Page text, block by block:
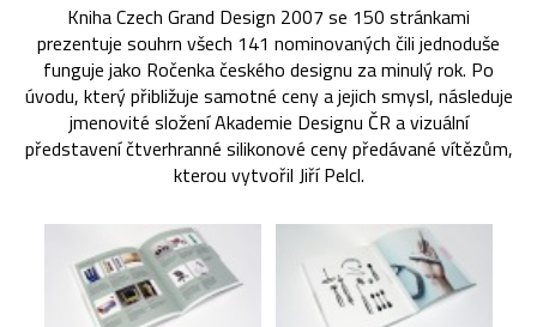
Kniha Czech Grand Design 2007 se 150 stránkami
prezentuje souhrn všech 141 nominovaných čili jednoduše
funguje jako Ročenka českého designu za minulý rok. Po
úvodu, který přibližuje samotné ceny a jejich smysl, následuje
jmenovité složení Akademie Designu ČR a vizuální
představení čtverhranné silikonové ceny předávané vítězům,
kterou vytvořil Jiří Pelcl.